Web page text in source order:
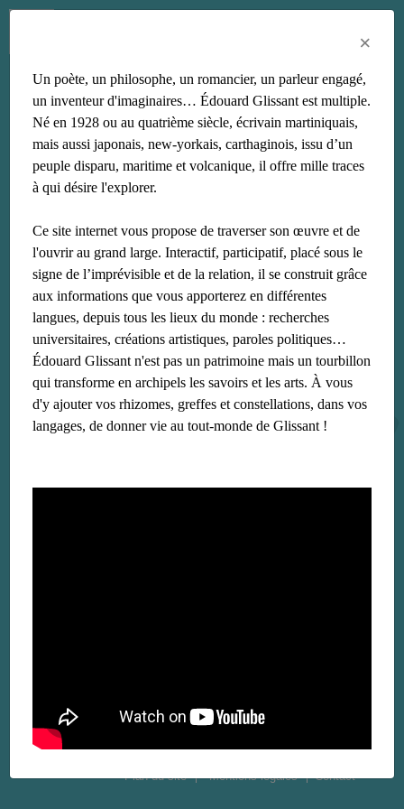
Michael Dash
×
Un poète, un philosophe, un romancier, un parleur engagé,
un inventeur d'imaginaires… Édouard Glissant est multiple.
Né en 1928 ou au quatrième siècle, écrivain martiniquais,
mais aussi japonais, new-yorkais, carthaginois, issu d’un
peuple disparu, maritime et volcanique, il offre mille traces
à qui désire l'explorer.
Ce site internet vous propose de traverser son œuvre et de
l'ouvrir au grand large. Interactif, participatif, placé sous le
signe de l’imprévisible et de la relation, il se construit grâce
aux informations que vous apporterez en différentes
langues, depuis tous les lieux du monde : recherches
universitaires, créations artistiques, paroles politiques…
Édouard Glissant n'est pas un patrimoine mais un tourbillon
qui transforme en archipels les savoirs et les arts. À vous
d'y ajouter vos rhizomes, greffes et constellations, dans vos
langages, de donner vie au tout-monde de Glissant !
Plan du site Mentions légales Contact